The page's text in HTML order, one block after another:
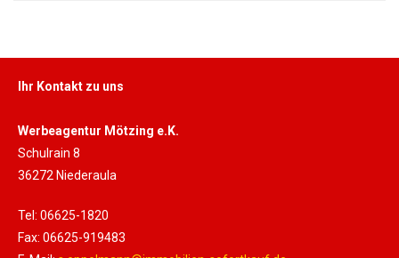
Ihr Kontakt zu uns
Werbeagentur Mötzing e.K.
Schulrain 8
36272 Niederaula
Tel: 06625-1820
Fax: 06625-919483